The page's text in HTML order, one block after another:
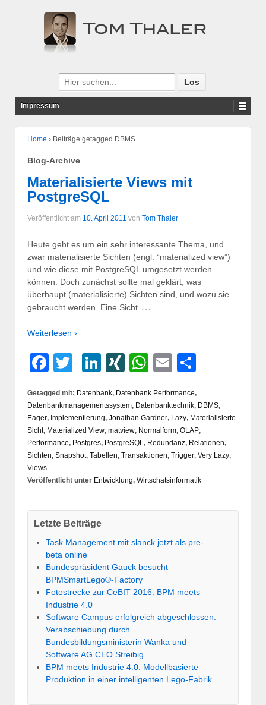
Impressum
Home › Beiträge getagged DBMS
Blog-Archive
Materialisierte Views mit
PostgreSQL
Veröffentlicht am 10. April 2011 von Tom Thaler
Heute geht es um ein sehr interessante Thema, und
zwar materialisierte Sichten (engl. “materialized view”)
und wie diese mit PostgreSQL umgesetzt werden
können. Doch zunächst sollte mal geklärt, was
überhaupt (materialisierte) Sichten sind, und wozu sie
gebraucht werden. Eine Sicht …
Weiterlesen ›
Facebook
TwitterLinkedIn
XINGWhatsApp
Email
Getagged mit: Datenbank, Datenbank Performance,
Datenbankmanagementssystem, Datenbanktechnik, DBMS,
Eager, Implementierung, Jonathan Gardner, Lazy, Materialisierte
Sicht, Materialized View, matview, Normalform, OLAP,
Performance, Postgres, PostgreSQL , Redundanz, Relationen,
Sichten, Snapshot, Tabellen, Transaktionen, Trigger, Very Lazy,
Views
Veröffentlicht unter Entwicklung, Wirtschatsinformatik
Letzte Beiträge
Task Management mit slanck jetzt als pre-
beta online
Bundespräsident Gauck besucht
BPMSmartLego®-Factory
Fotostrecke zur CeBIT 2016: BPM meets
Industrie 4.0
Software Campus erfolgreich abgeschlossen:
Verabschiebung durch
Bundesbildungsministerin Wanka und
Software AG CEO Streibig
BPM meets Industrie 4.0: Modellbasierte
Produktion in einer intelligenten Lego-Fabrik